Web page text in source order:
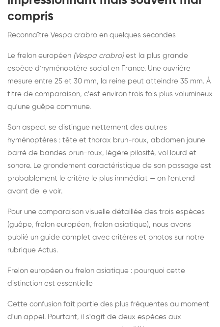
compris
Reconnaître Vespa crabro en quelques secondes
Le frelon européen (Vespa crabro)est la plus grande
espèce d'hyménoptère social en France. Une ouvrière
mesure entre 25 et 30 mm, la reine peut atteindre 35 mm. À
titre de comparaison, c'est environ trois fois plus volumineux
qu'une guêpe commune.
Son aspect se distingue nettement des autres
hyménoptères : tête et thorax brun-roux, abdomen jaune
barré de bandes brun-roux, légère pilosité, vol lourd et
sonore. Le grondement caractéristique de son passage est
probablement le critère le plus immédiat — on l'entend
avant de le voir.
Pour une comparaison visuelle détaillée des trois espèces
(guêpe, frelon européen, frelon asiatique), nous avons
publié un guide complet avec critères et photos sur notre
rubrique Actus.
Frelon européen ou frelon asiatique : pourquoi cette
distinction est essentielle
Cette confusion fait partie des plus fréquentes au moment
d'un appel. Pourtant, il s'agit de deux espèces aux